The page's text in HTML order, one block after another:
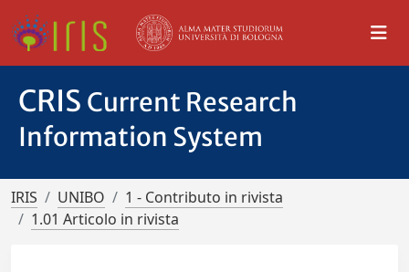
CRIS Current Research
Information System
IRIS UNIBO
1 - Contributo in rivista
1.01 Articolo in rivista